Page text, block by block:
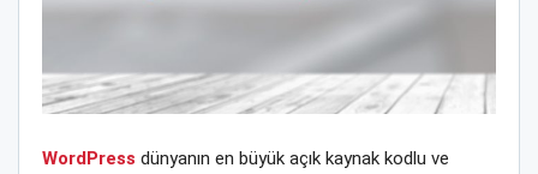
WordPress dünyanın en büyük açık kaynak kodlu ve